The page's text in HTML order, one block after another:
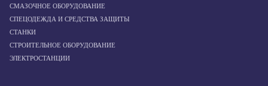
СМАЗОЧНОЕ ОБОРУДОВАНИЕ
СПЕЦОДЕЖДА И СРЕДСТВА ЗАЩИТЫ
СТАНКИ
СТРОИТЕЛЬНОЕ ОБОРУДОВАНИЕ
ЭЛЕКТРОСТАНЦИИ